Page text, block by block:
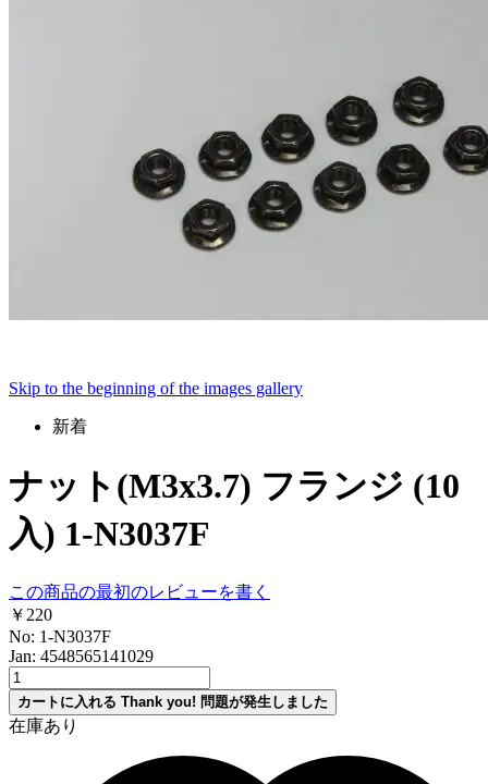
Skip to the beginning of the images gallery
新着
ナット(M3x3.7) フランジ (10
入) 1-N3037F
この商品の最初のレビューを書く
￥220
No: 1-N3037F
Jan: 4548565141029
カートに入れる Thank you! 問題が発生しました
在庫あり